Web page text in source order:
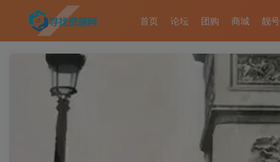
首页 论坛 团购 商城 靓号